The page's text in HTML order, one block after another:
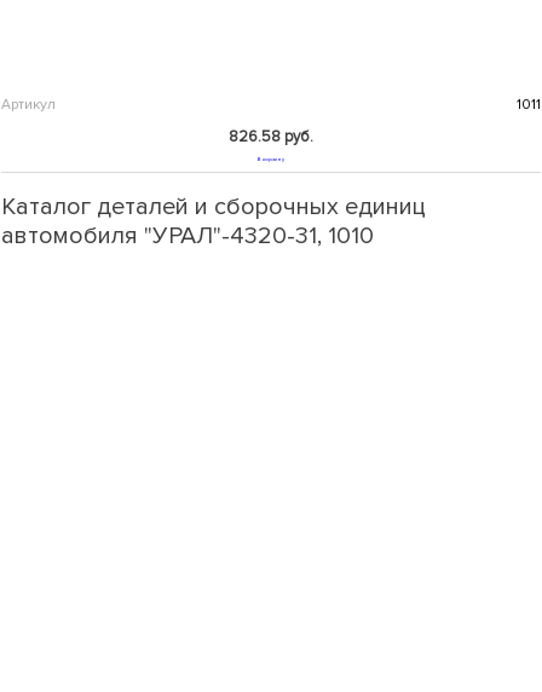
Артикул 1011
826.58 руб.
В корзину
Каталог деталей и сборочных единиц
автомобиля "УРАЛ"-4320-31, 1010